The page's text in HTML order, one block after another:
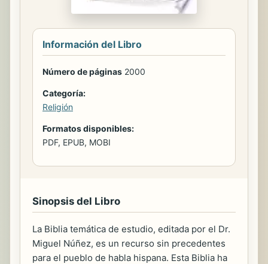
Información del Libro
Número de páginas 2000
Categoría:
Religión
Formatos disponibles:
PDF, EPUB, MOBI
Sinopsis del Libro
La Biblia temática de estudio, editada por el Dr.
Miguel Núñez, es un recurso sin precedentes
para el pueblo de habla hispana. Esta Biblia ha